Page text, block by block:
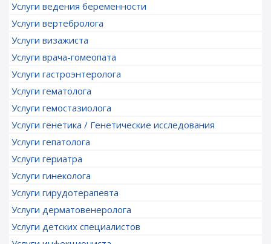
Услуги ведения беременности
Услуги вертебролога
Услуги визажиста
Услуги врача-гомеопата
Услуги гастроэнтеролога
Услуги гематолога
Услуги гемостазиолога
Услуги генетика / Генетические исследования
Услуги гепатолога
Услуги гериатра
Услуги гинеколога
Услуги гирудотерапевта
Услуги дерматовенеролога
Услуги детских специалистов